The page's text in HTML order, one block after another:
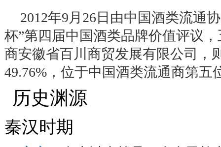
2012年9月 26日由中国酒类流通
杯”第四届中国酒类品牌价值评议
商安徽省百川商贸发展有限公司，
49.76% ，位于中国酒类流通商第五
历史渊源
秦汉时期